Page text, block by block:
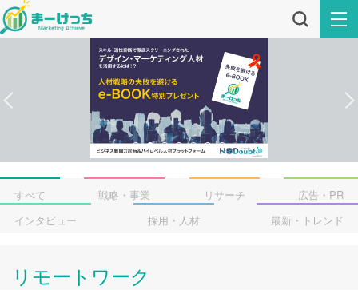
すべて 戦略・事業 リサーチ
広告・PR
インタビュー
採用・人材 最新・トレンド
リモートワーク